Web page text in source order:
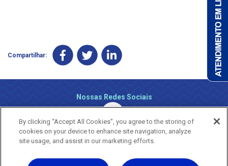
Compartilhar:
Nossas Redes Sociais
By clicking “Accept All Cookies”, you agree to the storing of
cookies on your device to enhance site navigation, analyze
site usage, and assist in our marketing efforts.